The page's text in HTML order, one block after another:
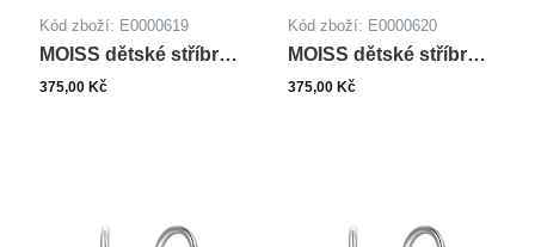
Kód zboží: E0000619
MOISS dětské stříbrné
náušnice SRDCE
375,00 Kč
Kód zboží: E0000620
MOISS dětské stříbrné
náušnice SRDCE
375,00 Kč